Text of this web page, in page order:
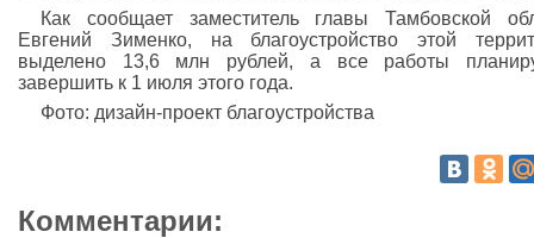
Как сообщает заместитель главы Тамбовской
Евгений Зименко, на благоустройство этой
выделено 13,6 млн рублей, а все работы
завершить к 1 июля этого года.
Фото: дизайн-проект благоустройства
Комментарии: